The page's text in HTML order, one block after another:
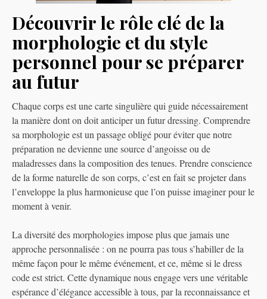
Découvrir le rôle clé de la
morphologie et du style
personnel pour se préparer
au futur
Chaque corps est une carte singulière qui guide nécessairement
la manière dont on doit anticiper un futur dressing. Comprendre
sa morphologie est un passage obligé pour éviter que notre
préparation ne devienne une source d’angoisse ou de
maladresses dans la composition des tenues. Prendre conscience
de la forme naturelle de son corps, c’est en fait se projeter dans
l’enveloppe la plus harmonieuse que l’on puisse imaginer pour le
moment à venir.
La diversité des morphologies impose plus que jamais une
approche personnalisée : on ne pourra pas tous s’habiller de la
même façon pour le même événement, et ce, même si le dress
code est strict. Cette dynamique nous engage vers une véritable
espérance d’élégance accessible à tous, par la reconnaissance et